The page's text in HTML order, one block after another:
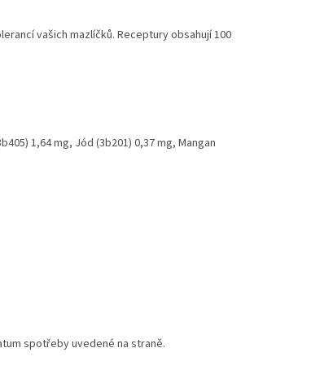
vašich mazlíčků. Receptury obsahují 100
1,64 mg, Jód (3b201) 0,37 mg, Mangan
spotřeby uvedené na straně.